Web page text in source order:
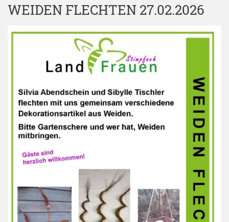
WEIDEN FLECHTEN 27.02.2026